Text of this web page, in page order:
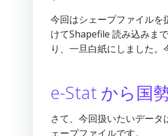
今回はシェープファイル
けてShapefile 読み込みま
り、一旦白紙にしました
e-Stat から国
さて、今回扱いたいデー
ェープファイルです。